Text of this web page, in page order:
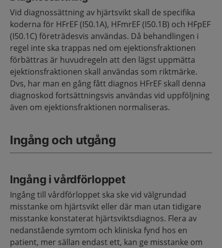
Vid diagnossättning av hjärtsvikt skall de specifika
koderna för HFrEF (I50.1A), HFmrEF (I50.1B) och HFpEF
(I50.1C) företrädesvis användas. Då behandlingen i
regel inte ska trappas ned om ejektionsfraktionen
förbättras är huvudregeln att den lägst uppmätta
ejektionsfraktionen skall användas som riktmärke.
Dvs, har man en gång fått diagnos HFrEF skall denna
diagnoskod fortsättningsvis användas vid uppföljning
även om ejektionsfraktionen normaliseras.
Ingång och utgång
Ingång i vårdförloppet
Ingång till vårdförloppet ska ske vid välgrundad
misstanke om hjärtsvikt eller där man utan tidigare
misstanke konstaterat hjärtsviktsdiagnos. Flera av
nedanstående symtom och kliniska fynd hos en
patient, mer sällan endast ett, kan ge misstanke om